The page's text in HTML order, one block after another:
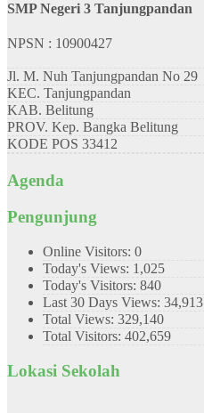
SMP Negeri 3 Tanjungpandan
NPSN : 10900427
Jl. M. Nuh Tanjungpandan No 29
KEC. Tanjungpandan
KAB. Belitung
PROV. Kep. Bangka Belitung
KODE POS 33412
Agenda
Pengunjung
Online Visitors: 0
Today's Views: 1,025
Today's Visitors: 840
Last 30 Days Views: 34,913
Total Views: 329,140
Total Visitors: 402,659
Lokasi Sekolah